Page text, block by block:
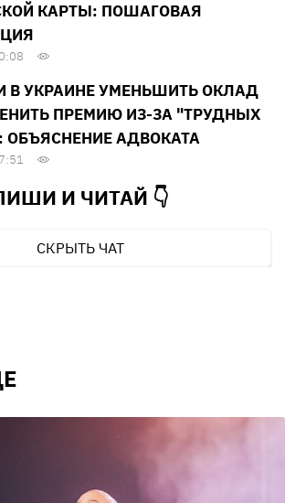
КАРТЫ: ПОШАГОВАЯ
В УКРАИНЕ УМЕНЬШИТЬ ОКЛАД
ПРЕМИЮ ИЗ-ЗА "ТРУДНЫХ
ОБЪЯСНЕНИЕ АДВОКАТА
И ЧИТАЙ 👇
СКРЫТЬ ЧАТ